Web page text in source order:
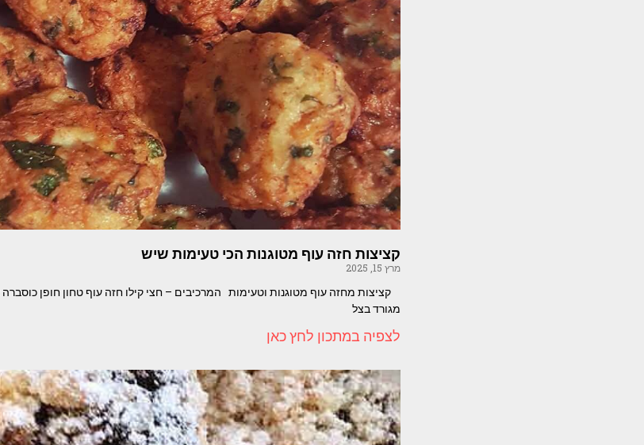
קציצות חזה עוף מטוגנות הכי טעימות שיש
מרץ 15, 2025
קציצות מחזה עוף מטוגנות וטעימות המרכיבים – חצי קילו חזה עוף טחון חופן
מגורד בצל
לצפיה במתכון לחץ כאן